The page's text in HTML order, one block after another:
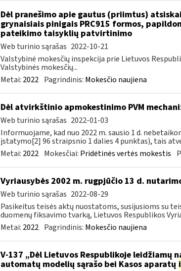
Dėl pranešimo apie gautus (priimtus)
grynaisiais pinigais PRC915 formos,
pateikimo taisyklių patvirtinimo
Web turinio sąrašas 2022-10-21
Valstybinė mokesčių inspekcija prie Lietuvos
Valstybinės mokesčių...
Metai: 2022 Pagrindinis: Mokesčio naujiena
Dėl atvirkštinio apmokestinimo PVM
Web turinio sąrašas 2022-01-03
Informuojame, kad nuo 2022 m. sausio 1 d.
įstatymo[2] 96 straipsnio 1 dalies 4 punktas), tais
Metai: 2022 Mokesčiai: Pridėtinės vertės mokestis
Vyriausybės 2002 m. rugpjūčio 13 d.
Web turinio sąrašas 2022-08-29
Pasikeitus teisės aktų nuostatoms, susijusioms su
duomenų fiksavimo tvarką, Lietuvos Respublikos
Metai: 2022 Pagrindinis: Mokesčio naujiena
V-137 „Dėl Lietuvos Respublikoje leidžiamų
automatų modelių sąrašo bei Kasos aparatų